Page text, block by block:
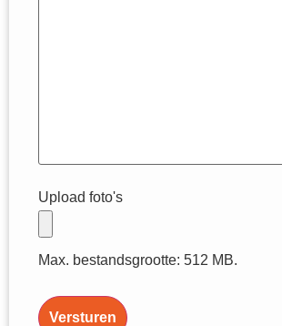
Upload foto's
Max. bestandsgrootte: 512 MB.
Versturen